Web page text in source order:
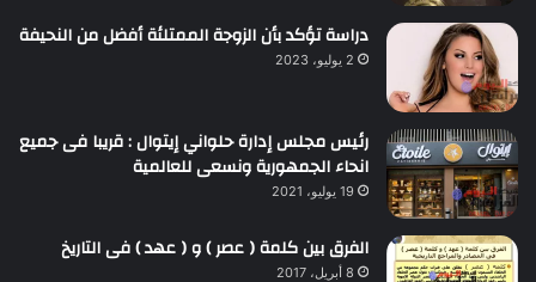
دراسة تؤكد بأن الزوجة الممتلئة أفضل من النحيفة
2 يوليو، 2023
رئيس مجلس إدارة حلواني إيتوال : قريبا فى جميع
انحاء الجمهورية ونسعى للعالمية
19 يوليو، 2021
الفرق بين كلمة ( عصر ) و ( عهد ) فى التاريخ
8 أبريل، 2017